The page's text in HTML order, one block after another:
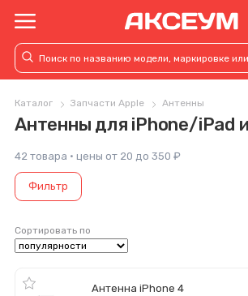
Каталог Запчасти Apple Антенны
Антенны для iPhone/iPad
42 товара · цены от 20 до 350 ₽
Фильтр
Сортировать по
Антенна iPhone 4